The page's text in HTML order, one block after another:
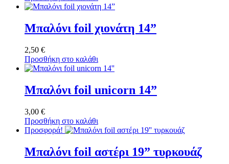
Μπαλόνι foil χιονάτη 14”
2,50 €
Προσθήκη στο καλάθι
Μπαλόνι foil unicorn 14”
3,00 €
Προσθήκη στο καλάθι
Προσφορά!
Μπαλόνι foil αστέρι 19” τυρκουάζ